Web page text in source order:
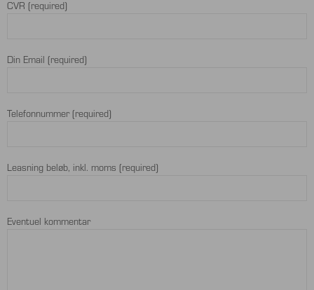
CVR (required)
Din Email (required)
Telefonnummer (required)
Leasning beløb, inkl. moms (required)
Eventuel kommentar